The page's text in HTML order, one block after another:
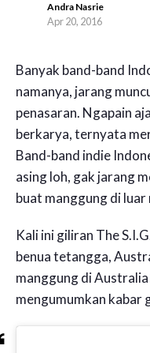
Andra Nasrie
Apr 20, 2016
Banyak band-band
namanya, jarang
penasaran. Ngapain
berkarya, ternyata
Band-band indie
asing loh, gak jarang
buat manggung di luar
Kali ini giliran The
benua tetangga,
manggung di
mengumumkan kabar